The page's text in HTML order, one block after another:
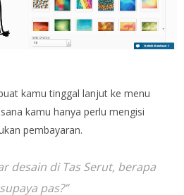
kamu tinggal lanjut ke menu
kamu hanya perlu mengisi
pembayaran.
desain di Tas Serut, berapa
pas?”